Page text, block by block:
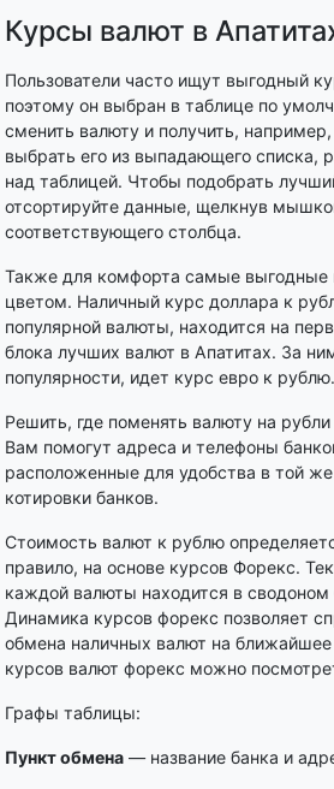
Курсы валют в
Пользователи часто ищут выгодный
поэтому он выбран в таблице по
сменить валюту и получить,
выбрать его из выпадающего списка,
над таблицей. Чтобы подобрать
отсортируйте данные, щелкнув
соответствующего столбца.
Также для комфорта самые
цветом. Наличный курс доллара к
популярной валюты, находится на
блока лучших валют в Апатитах. За
популярности, идет курс евро к рублю.
Решить, где поменять валюту на
Вам помогут адреса и телефоны
расположенные для удобства в той же
котировки банков.
Стоимость валют к рублю
правило, на основе курсов Форекс.
каждой валюты находится в
Динамика курсов форекс позволяет
обмена наличных валют на
курсов валют форекс можно
Графы таблицы:
Пункт обмена — название банка и